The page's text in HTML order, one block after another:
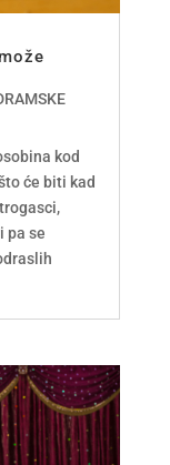
kod
će biti kad
pa se